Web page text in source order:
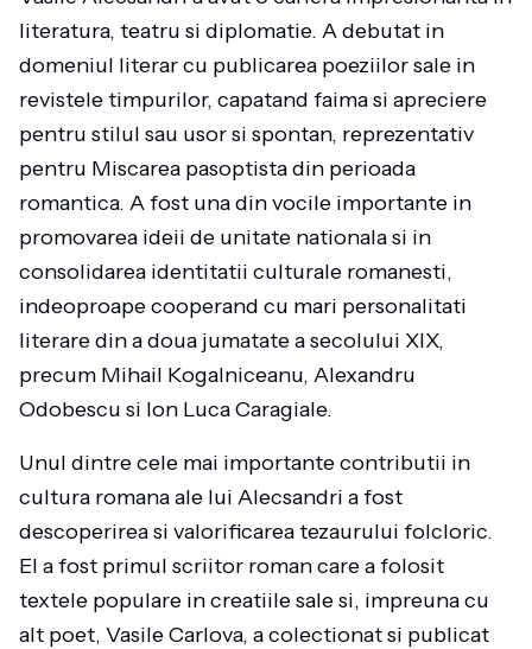
literatura, teatru si diplomatie. A debutat in
domeniul literar cu publicarea poeziilor sale in
revistele timpurilor, capatand faima si apreciere
pentru stilul sau usor si spontan, reprezentativ
pentru Miscarea pasoptista din perioada
romantica. A fost una din vocile importante in
promovarea ideii de unitate nationala si in
consolidarea identitatii culturale romanesti,
indeoproape cooperand cu mari personalitati
literare din a doua jumatate a secolului XIX,
precum Mihail Kogalniceanu, Alexandru
Odobescu si Ion Luca Caragiale.
Unul dintre cele mai importante contributii in
cultura romana ale lui Alecsandri a fost
descoperirea si valorificarea tezaurului folcloric.
El a fost primul scriitor roman care a folosit
textele populare in creatiile sale si, impreuna cu
alt poet, Vasile Carlova, a colectionat si publicat